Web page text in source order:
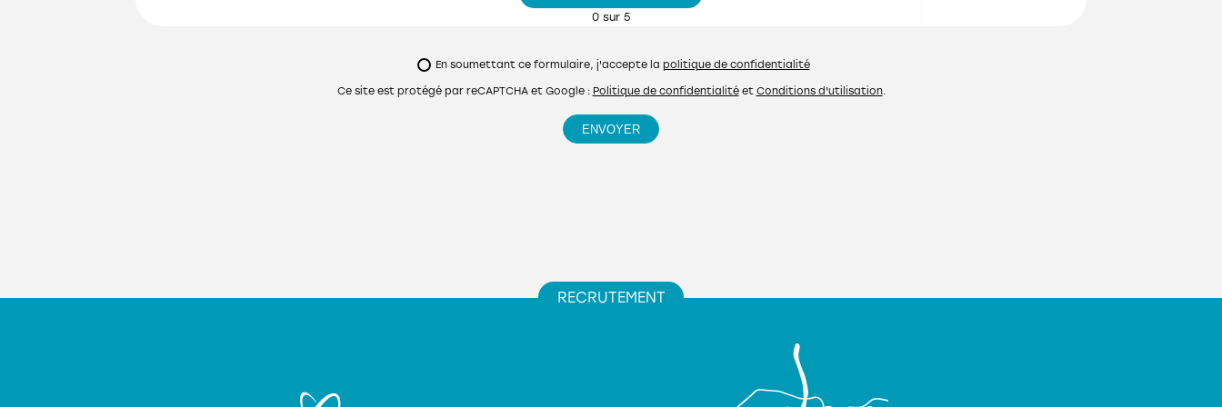
0 sur 5
En soumettant ce formulaire, j'accepte la politique de confidentialité
Ce site est protégé par reCAPTCHA et Google : Politique de confidentialitéet Conditions d'utilisation.
RECRUTEMENT
CONSULTER L'OFFRE
Assistant Bureau d'Études polyvalent (H/F)
CONSULTER L'OFFRE